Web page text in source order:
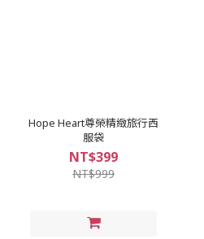
Hope Heart尊榮精緻旅行西
服袋
NT$399
NT$999